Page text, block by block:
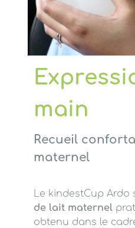
main
Recueil
maternel
Le kindestCup Ardo
de lait maternel
obtenu dans le